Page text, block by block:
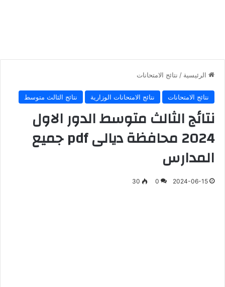
الرئيسية / نتائج الامتحانات
نتائج الامتحانات نتائج الامتحانات الوزارية نتائج الثالث متوسط
نتائج الثالث متوسط الدور الاول
2024 محافظة ديالى pdf جميع
المدارس
2024-06-15
0
30